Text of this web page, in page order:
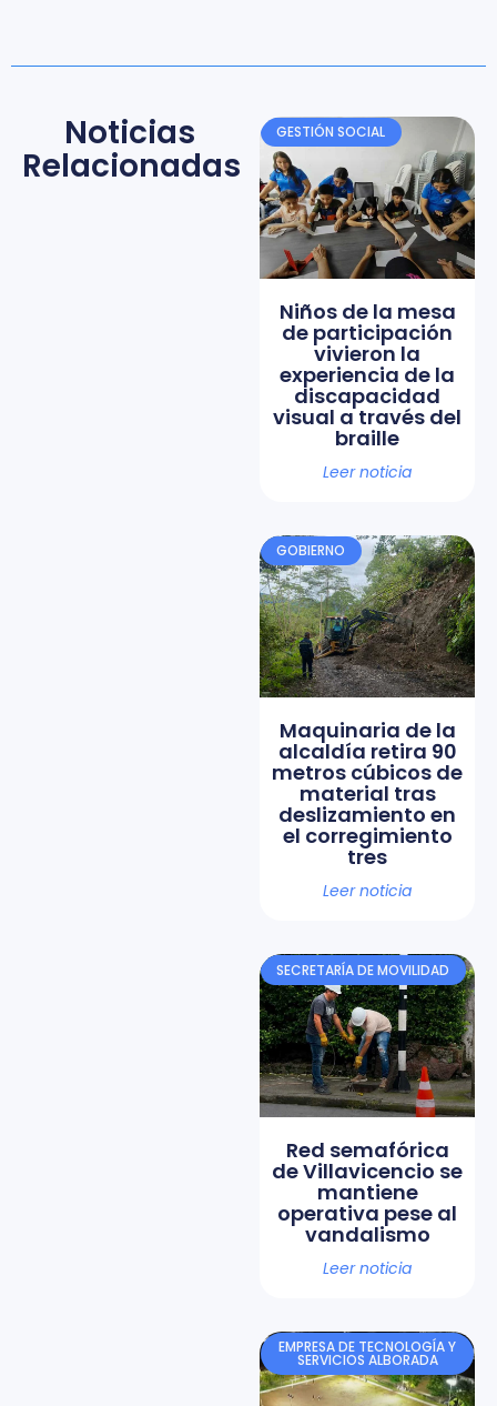
Noticias
Relacionadas
GESTIÓN SOCIAL
Niños de la mesa
de participación
vivieron la
experiencia de la
discapacidad
visual a través del
braille
Leer noticia
GOBIERNO
Maquinaria de la
alcaldía retira 90
metros cúbicos de
material tras
deslizamiento en
el corregimiento
tres
Leer noticia
SECRETARÍA DE MOVILIDAD
Red semafórica
de Villavicencio se
mantiene
operativa pese al
vandalismo
Leer noticia
EMPRESA DE TECNOLOGÍA Y
SERVICIOS ALBORADA